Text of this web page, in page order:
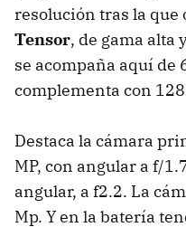
resolución tras la que
Tensor, de gama alta
se acompaña aquí de
complementa con
Destaca la cámara
MP, con angular a f/
angular, a f2.2. La
Mp. Y en la batería